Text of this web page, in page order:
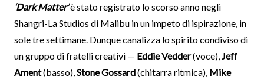
‘Dark Matter’è stato registrato lo scorso anno negli
Shangri-La Studios di Malibu in un impeto di ispirazione, in
sole tre settimane. Dunque canalizza lo spirito condiviso di
un gruppo di fratelli creativi — Eddie Vedder(voce), Jeff
Ament(basso), Stone Gossard(chitarra ritmica), Mike